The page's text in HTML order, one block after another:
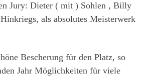
Jury: Dieter ( mit ) Sohlen , Billy
als absolutes Meisterwerk
Bescherung für den Platz, so
Jahr Möglichkeiten für viele